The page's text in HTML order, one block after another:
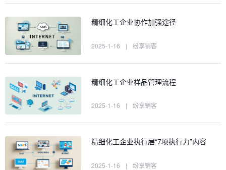
精细化工企业协作加强途径
2025-1-16 | 纷享销客
精细化工企业样品管理流程
2025-1-16 | 纷享销客
精细化工企业执行层“7项执行力”内容
2025-1-16 | 纷享销客